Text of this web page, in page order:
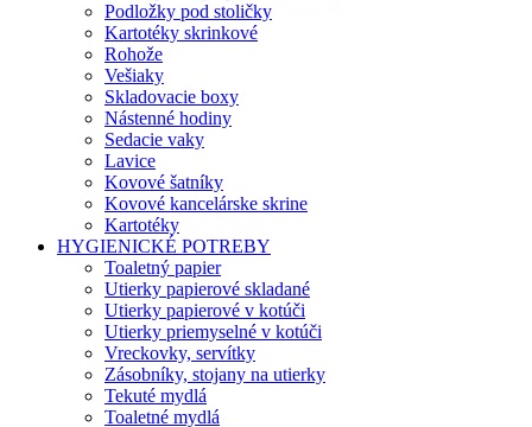
Podložky pod stoličky
Kartotéky skrinkové
Rohože
Vešiaky
Skladovacie boxy
Nástenné hodiny
Sedacie vaky
Lavice
Kovové šatníky
Kovové kancelárske skrine
Kartotéky
HYGIENICKÉ POTREBY
Toaletný papier
Utierky papierové skladané
Utierky papierové v kotúči
Utierky priemyselné v kotúči
Vreckovky, servítky
Zásobníky, stojany na utierky
Tekuté mydlá
Toaletné mydlá